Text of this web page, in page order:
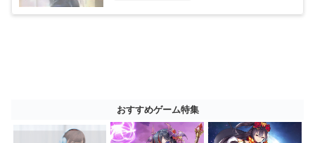
おすすめゲーム特集